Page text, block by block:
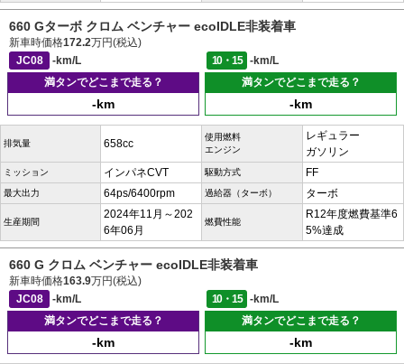
660 Gターボ クロム ベンチャー ecoIDLE非装着車
新車時価格172.2万円(税込)
JC08
-km/L 10・15
-km/L
満タンでどこまで走る？
-km
満タンでどこまで走る？
-km
排気量 658cc
使用燃料
エンジン
レギュラー
ガソリン
ミッション インパネCVT 駆動方式 FF
最大出力 64ps/6400rpm 過給器（ターボ） ターボ
生産期間
2024年11月～202
6年06月
燃費性能
R12年度燃費基準6
5%達成
660 G クロム ベンチャー ecoIDLE非装着車
新車時価格163.9万円(税込)
JC08
-km/L 10・15
-km/L
満タンでどこまで走る？
-km
満タンでどこまで走る？
-km